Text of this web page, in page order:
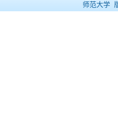
师范大学